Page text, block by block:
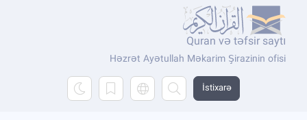
Quran və təfsir saytı
Həzrət Ayətullah Məkarim Şirazinin ofisi
İstixarə